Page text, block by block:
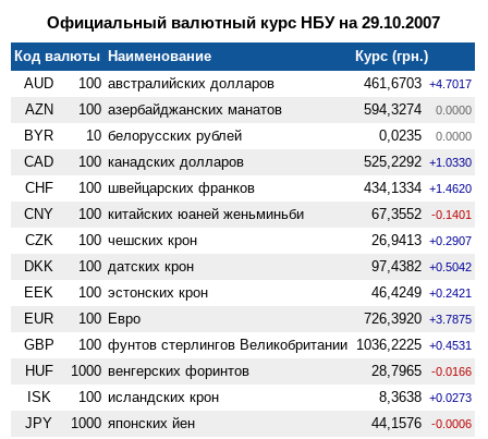
Официальный валютный курс НБУ на 29.10.2007
Код валюты Наименование
Курс (грн.)
AUD
100 австралийских долларов 461,6703 +4.7017
AZN 100 азербайджанских манатов 594,3274 0.0000
BYR 10 белорусских рублей 0,0235 0.0000
CAD 100 канадских долларов 525,2292 +1.0330
CHF 100 швейцарских франков 434,1334 +1.4620
CNY 100 китайских юаней женьминьби 67,3552 -0.1401
CZK 100 чешских крон 26,9413 +0.2907
DKK 100 датских крон 97,4382 +0.5042
EEK 100 эстонских крон 46,4249 +0.2421
EUR 100 Евро 726,3920 +3.7875
GBP 100 фунтов стерлингов Велико­британии 1036,2225 +0.4531
HUF 1000 венгерских форинтов 28,7965 -0.0166
ISK 100 исландских крон 8,3638 +0.0273
JPY 1000 японских йен 44,1576 -0.0006